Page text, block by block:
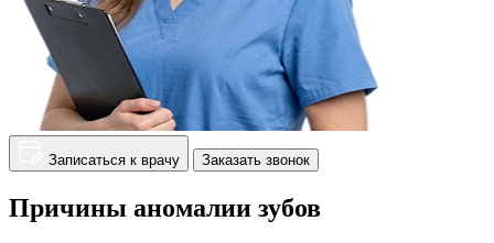
Записаться к врачу Заказать звонок
Причины аномалии зубов